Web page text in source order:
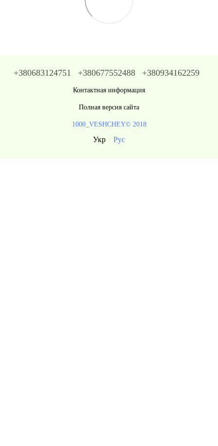
+380683124751 +380677552488 +380934162259
Контактная информация
Полная версия сайта
1000_VESHCHEY© 2018
Укр Рус